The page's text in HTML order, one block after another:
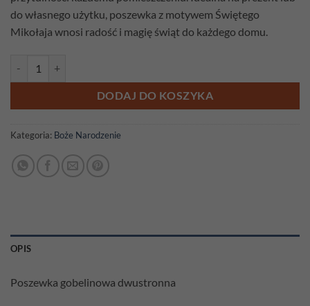
do własnego użytku, poszewka z motywem Świętego
Mikołaja wnosi radość i magię świąt do każdego domu.
DODAJ DO KOSZYKA
Kategoria: Boże Narodzenie
OPIS
Poszewka gobelinowa dwustronna